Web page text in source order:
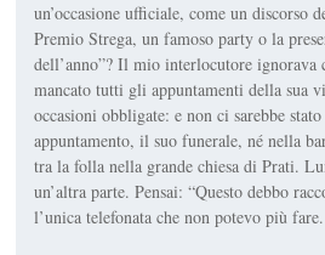
un’occasione ufficiale, come un discorso
Premio Strega, un famosopartyo la
dell’anno”? Il mio interlocutore ignorava
mancato tutti gli appuntamenti della sua
occasioni obbligate: e non ci sarebbe
appun­tamento, il suo funerale, né nella
tra la folla nella grande chiesa di Prati.
un’altra parte. Pensai: “Questo debbo
l’unica telefonata che non po­tevo più fare.